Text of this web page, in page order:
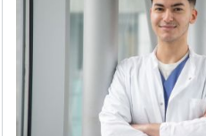
VERANSTALTUNGEN / NEWS